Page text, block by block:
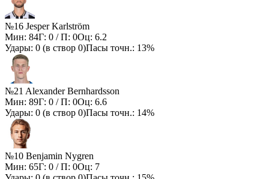
№16 Jesper Karlström
Мин: 84Г: 0 / П: 0Оц: 6.2
Удары: 0 (в створ 0)Пасы точн.: 13%
№21 Alexander Bernhardsson
Мин: 89Г: 0 / П: 0Оц: 6.6
Удары: 0 (в створ 0)Пасы точн.: 14%
№10 Benjamin Nygren
Мин: 65Г: 0 / П: 0Оц: 7